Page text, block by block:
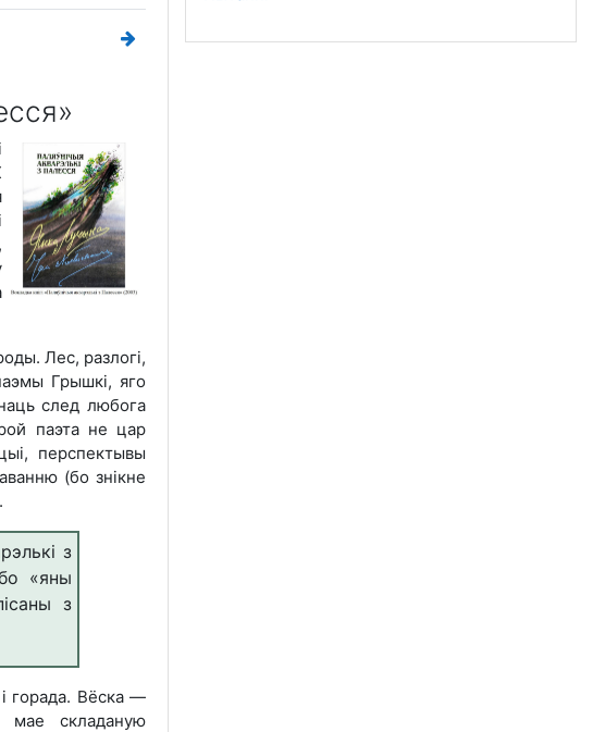
Лес, разлогі,
Грышкі, яго
след любога
паэта не цар
перспектывы
(бо знікне
з
«яны
з
горада. Вёска —
мае складаную